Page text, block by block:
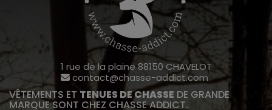
1 rue de la plaine 88150 CHAVELOT
contact@chasse-addict.com
VÊTEMENTS ET TENUES DE CHASSE DE GRANDE
MARQUE SONT CHEZ CHASSE ADDICT.